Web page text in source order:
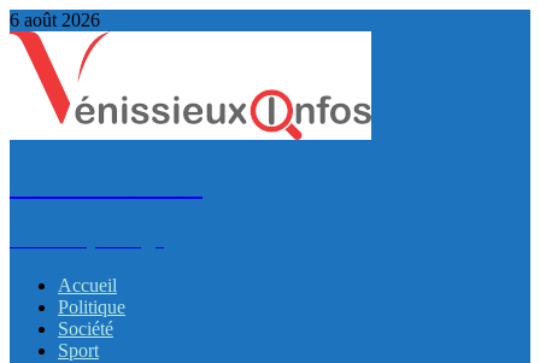
6 août 2026
Accueil
Politique
Société
Sport